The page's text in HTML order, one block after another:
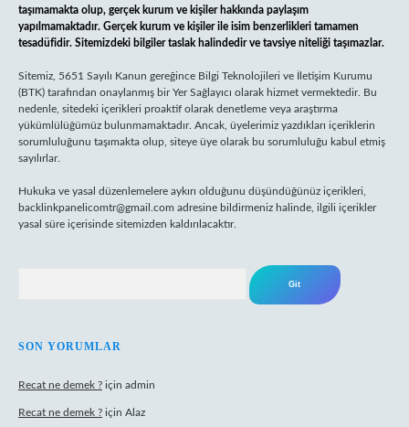
taşımamakta olup, gerçek kurum ve kişiler hakkında paylaşım
yapılmamaktadır. Gerçek kurum ve kişiler ile isim benzerlikleri tamamen
tesadüfidir. Sitemizdeki bilgiler taslak halindedir ve tavsiye niteliği taşımazlar.
Sitemiz, 5651 Sayılı Kanun gereğince Bilgi Teknolojileri ve İletişim Kurumu
(BTK) tarafından onaylanmış bir Yer Sağlayıcı olarak hizmet vermektedir. Bu
nedenle, sitedeki içerikleri proaktif olarak denetleme veya araştırma
yükümlülüğümüz bulunmamaktadır. Ancak, üyelerimiz yazdıkları içeriklerin
sorumluluğunu taşımakta olup, siteye üye olarak bu sorumluluğu kabul etmiş
sayılırlar.
Hukuka ve yasal düzenlemelere aykırı olduğunu düşündüğünüz içerikleri,
backlinkpanelicomtr@gmail.com adresine bildirmeniz halinde, ilgili içerikler
yasal süre içerisinde sitemizden kaldırılacaktır.
SON YORUMLAR
Recat ne demek ? için admin
Recat ne demek ? için Alaz